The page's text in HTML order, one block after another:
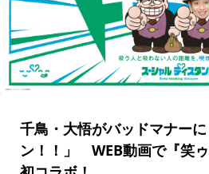
千鳥・大悟がバッドマナー
ン！！」 WEB動画で『笑